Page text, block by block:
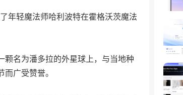
年轻魔法师哈利波特在霍格沃茨魔法
名为潘多拉的外星球上，与当地种
广受赞誉。